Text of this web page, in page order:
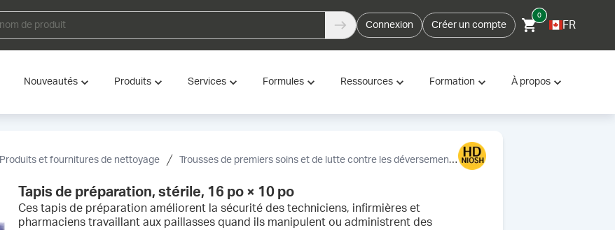
Connexion Créer un compte
0
FR
Nouveautés Produits Services Formules Ressources Formation À propos
Produits et fournitures de nettoyage Trousses de premiers soins et de lutte contre les déversements Tapis de préparation, stérile,
Tapis de préparation, stérile, 16 po × 10 po
Ces tapis de préparation améliorent la sécurité des techniciens, infirmières et
pharmaciens travaillant aux paillasses quand ils manipulent ou administrent des